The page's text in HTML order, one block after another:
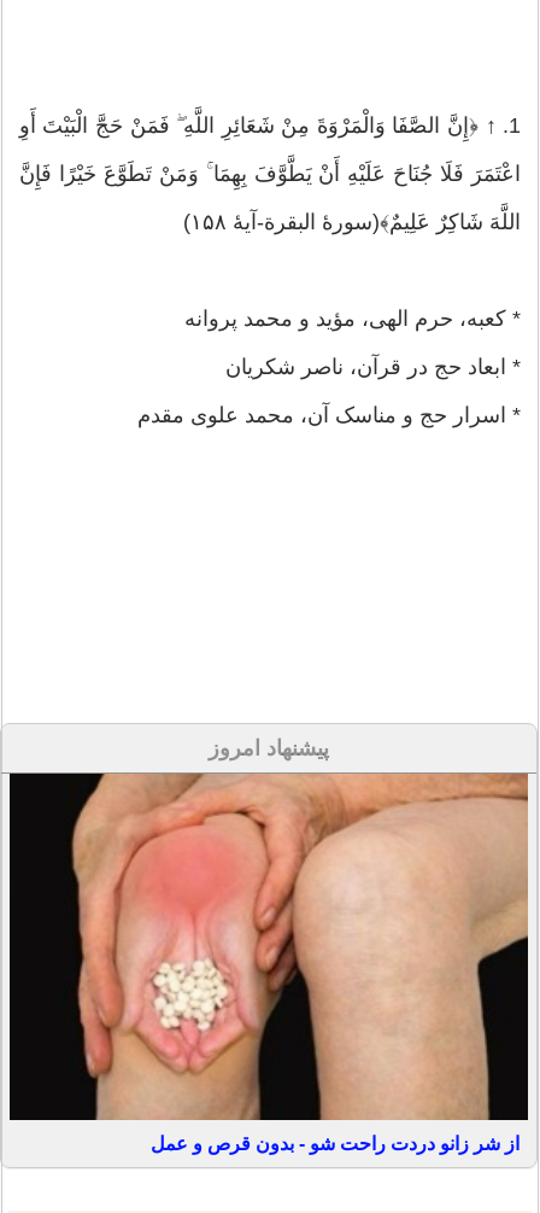
1. ↑ ﴿إِنَّ الصَّفَا وَالْمَرْوَةَ مِنْ شَعَائِرِ اللَّهِ ۖ فَمَنْ حَجَّ الْبَيْتَ أَوِ
اعْتَمَرَ فَلَا جُنَاحَ عَلَيْهِ أَنْ يَطَّوَّفَ بِهِمَا ۚ وَمَنْ تَطَوَّعَ خَيْرًا فَإِنَّ
اللَّهَ شَاكِرٌ عَلِيمٌ﴾(سورهٔ البقرة-آیهٔ ۱۵۸)
* کعبه، حرم الهی، مؤید و محمد پروانه
* ابعاد حج در قرآن، ناصر شکریان
* اسرار حج و مناسک آن، محمد علوی مقدم
پیشنهاد امروز
از شر زانو دردت راحت شو - بدون قرص و عمل